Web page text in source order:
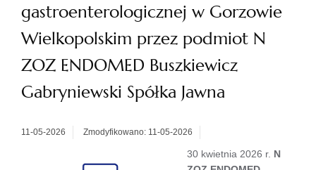
gastroenterologicznej w Gorzowie
Wielkopolskim przez podmiot N
ZOZ ENDOMED Buszkiewicz
Gabryniewski Spółka Jawna
11-05-2026 Zmodyfikowano: 11-05-2026
30 kwietnia 2026 r. N